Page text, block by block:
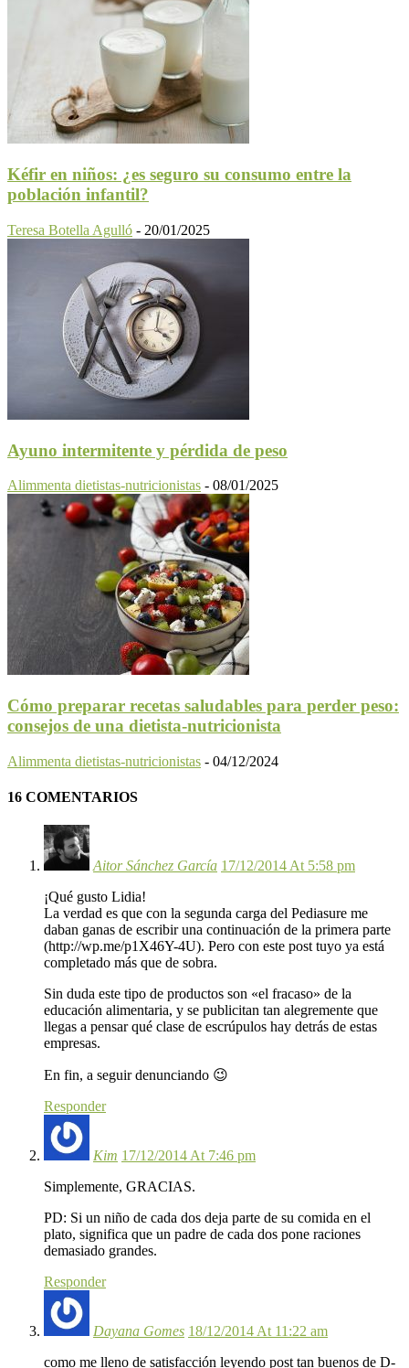
Kéfir en niños: ¿es seguro su consumo entre la
población infantil?
Teresa Botella Agulló - 20/01/2025
Ayuno intermitente y pérdida de peso
Alimmenta dietistas-nutricionistas - 08/01/2025
Cómo preparar recetas saludables para perder peso:
consejos de una dietista-nutricionista
Alimmenta dietistas-nutricionistas - 04/12/2024
16 COMENTARIOS
Aitor Sánchez García 17/12/2014 At 5:58 pm
¡Qué gusto Lidia!
La verdad es que con la segunda carga del Pediasure me
daban ganas de escribir una continuación de la primera parte
(http://wp.me/p1X46Y-4U). Pero con este post tuyo ya está
completado más que de sobra.
Sin duda este tipo de productos son «el fracaso» de la
educación alimentaria, y se publicitan tan alegremente que
llegas a pensar qué clase de escrúpulos hay detrás de estas
empresas.
En fin, a seguir denunciando 😉
Responder
Kim 17/12/2014 At 7:46 pm
Simplemente, GRACIAS.
PD: Si un niño de cada dos deja parte de su comida en el
plato, significa que un padre de cada dos pone raciones
demasiado grandes.
Responder
Dayana Gomes 18/12/2014 At 11:22 am
como me lleno de satisfacción leyendo post tan buenos de D-